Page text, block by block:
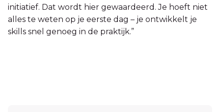
initiatief. Dat wordt hier gewaardeerd. Je hoeft niet
alles te weten op je eerste dag – je ontwikkelt je
skills snel genoeg in de praktijk.”